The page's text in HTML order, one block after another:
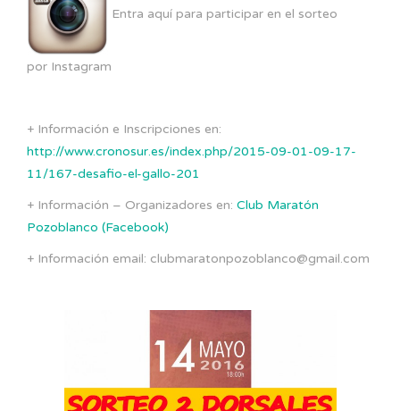
Entra aquí para participar en el sorteo
por Instagram
+ Información e Inscripciones en:
http://www.cronosur.es/index.php/2015-09-01-09-17-
11/167-desafio-el-gallo-201
+ Información – Organizadores en: Club Maratón
Pozoblanco (Facebook)
+ Información email: clubmaratonpozoblanco@gmail.com